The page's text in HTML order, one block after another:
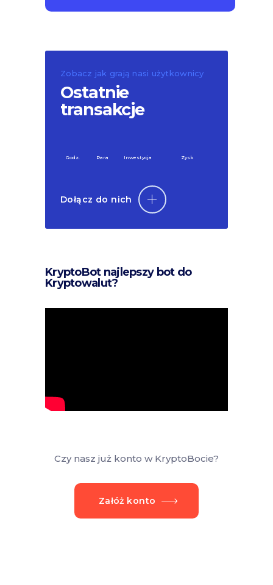
Zobacz jak grają nasi użytkownicy
Ostatnie
transakcje
Godz. Para Inwestycja Zysk
Dołącz do nich
KryptoBot najlepszy bot do
Kryptowalut?
Czy nasz już konto w KryptoBocie?
Załóż konto